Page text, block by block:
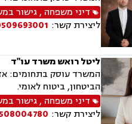
דיני משפחה ,גישור
ליצירת קשר:
ליטל רואש משרד עו"ד
המשרד עוסק בתחומים:
הביטחון, ביטוח לאומי.
דיני משפחה ,גישור
ליצירת קשר: